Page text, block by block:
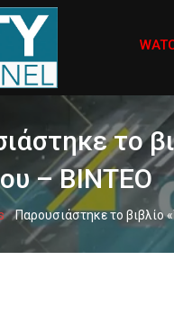
το
– ΒΙΝΤΕΟ
-Παρουσιάστηκε το βιβλίο